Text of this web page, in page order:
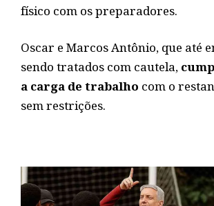
físico com os preparadores.
Oscar e Marcos Antônio, que até
sendo tratados com cautela,
a carga de trabalho com o
sem restrições.